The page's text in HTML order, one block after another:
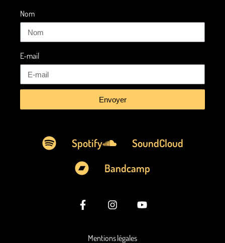
Nom
E-mail
Envoyer
Spotify
SoundCloud
Bandcamp
Mentions légales